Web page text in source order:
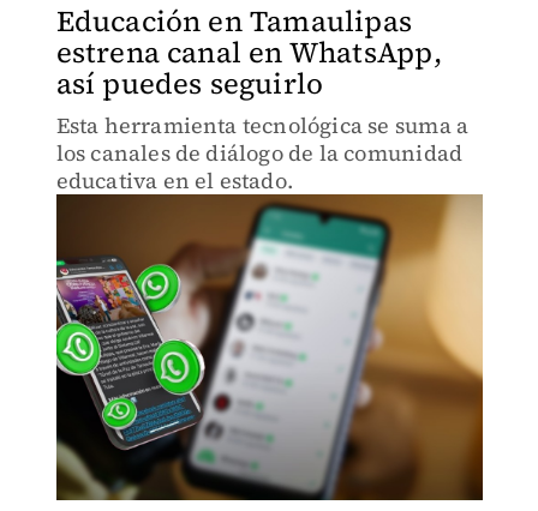
Educación en Tamaulipas
estrena canal en WhatsApp,
así puedes seguirlo
Esta herramienta tecnológica se suma a
los canales de diálogo de la comunidad
educativa en el estado.